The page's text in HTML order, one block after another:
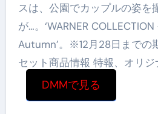
スは、公園でカップルの姿を
が…。‘WARNER
Autumn’。※12月28日までの
セット商品情報 特報、オリ
DMMで見る